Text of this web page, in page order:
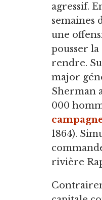
agressif.
semaines
une
pousser
rendre.
major
Sherman
000
1864).
rivière